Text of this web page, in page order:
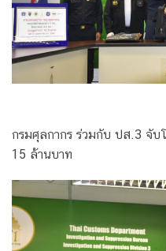
กรมศุลกากร ร่วมกับ ปส.3 จั
15 ล้านบาท